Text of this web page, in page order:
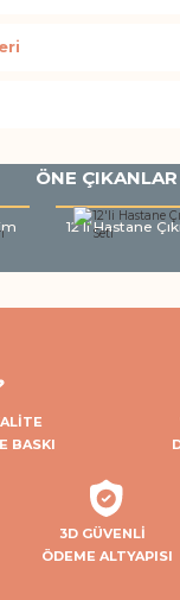
ÖNE ÇIKANLAR
12'li Hastane
BASKI
3D GÜVENLİ
ÖDEME ALTYAPISI